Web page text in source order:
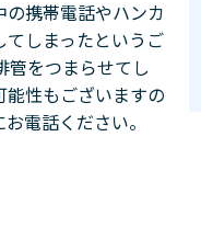
の携帯電話やハンカ
しまったというご
管をつまらせてし
能性もございますの
電話ください。